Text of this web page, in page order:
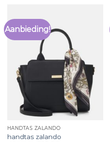
Aanbieding!
HANDTAS ZALANDO
handtas zalando